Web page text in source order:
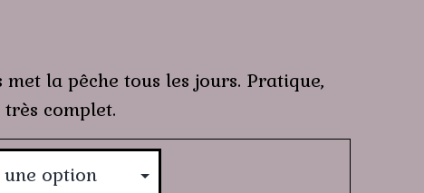
met la pêche tous les jours. Pratique,
complet.